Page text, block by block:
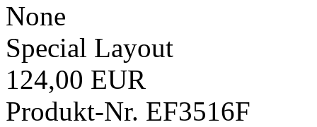
None
Special Layout
124,00 EUR
Produkt-Nr. EF3516F